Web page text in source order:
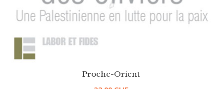
Proche-Orient